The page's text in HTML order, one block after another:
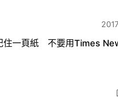
一頁紙 不要用Times